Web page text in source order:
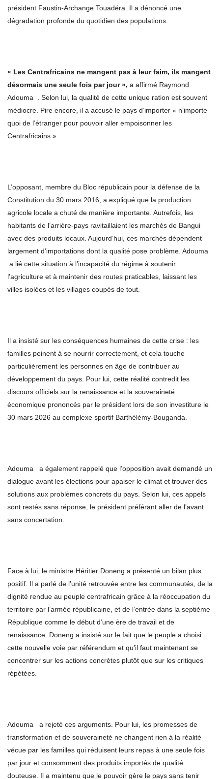
président Faustin-Archange Touadéra. Il a dénoncé une
dégradation profonde du quotidien des populations.
« Les Centrafricains ne mangent pas à leur faim, ils mangent
désormais une seule fois par jour », a affirmé Raymond
Adouma . Selon lui, la qualité de cette unique ration est souvent
médiocre. Pire encore, il a accusé le pays d’importer « n’importe
quoi de l’étranger pour pouvoir aller empoisonner les
Centrafricains ».
L’opposant, membre du Bloc républicain pour la défense de la
Constitution du 30 mars 2016, a expliqué que la production
agricole locale a chuté de manière importante. Autrefois, les
habitants de l’arrière-pays ravitaillaient les marchés de Bangui
avec des produits locaux. Aujourd’hui, ces marchés dépendent
largement d’importations dont la qualité pose problème. Adouma
a lié cette situation à l’incapacité du régime à soutenir
l’agriculture et à maintenir des routes praticables, laissant les
villes isolées et les villages coupés de tout.
Il a insisté sur les conséquences humaines de cette crise : les
familles peinent à se nourrir correctement, et cela touche
particulièrement les personnes en âge de contribuer au
développement du pays. Pour lui, cette réalité contredit les
discours officiels sur la renaissance et la souveraineté
économique prononcés par le président lors de son investiture le
30 mars 2026 au complexe sportif Barthélémy-Bouganda.
Adouma a également rappelé que l’opposition avait demandé un
dialogue avant les élections pour apaiser le climat et trouver des
solutions aux problèmes concrets du pays. Selon lui, ces appels
sont restés sans réponse, le président préférant aller de l’avant
sans concertation.
Face à lui, le ministre Héritier Doneng a présenté un bilan plus
positif. Il a parlé de l’unité retrouvée entre les communautés, de la
dignité rendue au peuple centrafricain grâce à la réoccupation du
territoire par l’armée républicaine, et de l’entrée dans la septième
République comme le début d’une ère de travail et de
renaissance. Doneng a insisté sur le fait que le peuple a choisi
cette nouvelle voie par référendum et qu’il faut maintenant se
concentrer sur les actions concrètes plutôt que sur les critiques
répétées.
Adouma a rejeté ces arguments. Pour lui, les promesses de
transformation et de souveraineté ne changent rien à la réalité
vécue par les familles qui réduisent leurs repas à une seule fois
par jour et consomment des produits importés de qualité
douteuse. Il a maintenu que le pouvoir gère le pays sans tenir